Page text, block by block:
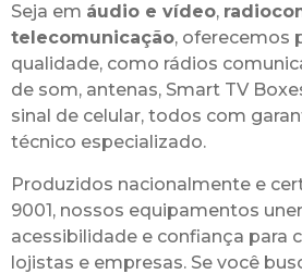
Seja em áudio e vídeo,
telecomunicação, oferecemos
qualidade, como rádios
de som, antenas, Smart TV
sinal de celular, todos com
técnico especializado.
Produzidos nacionalmente e
9001, nossos equipamentos
acessibilidade e confiança para
lojistas e empresas. Se você